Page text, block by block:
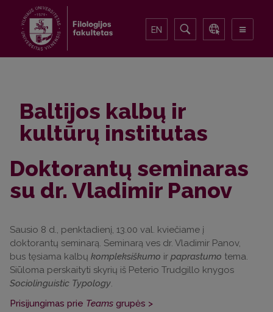
EN
Baltijos kalbų ir
kultūrų institutas
Doktorantų seminaras
su dr. Vladimir Panov
Sausio 8 d., penktadienį, 13.00 val. kviečiame į
doktorantų seminarą. Seminarą ves dr. Vladimir Panov,
bus tęsiama kalbų kompleksiškumo ir paprastumo tema.
Siūloma perskaityti skyrių iš Peterio Trudgillo knygos
Sociolinguistic Typology.
Prisijungimas prie Teams grupės >